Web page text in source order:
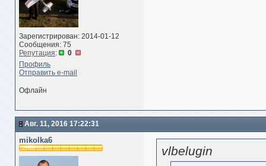
Зарегистрирован: 2014-01-12
Сообщения: 75
Репутация:
0
Профиль
Отправить e-mail
Офлайн
Авг. 11, 2016 17:22:31
mikolka6
vlbelugin